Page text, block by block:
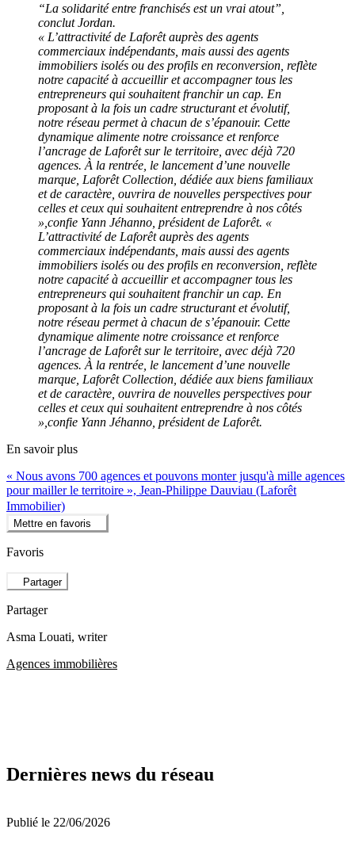
“La solidarité entre franchisés est un vrai atout”,
conclut Jordan.
« L’attractivité de Laforêt auprès des agents
commerciaux indépendants, mais aussi des agents
immobiliers isolés ou des profils en reconversion, reflète
notre capacité à accueillir et accompagner tous les
entrepreneurs qui souhaitent franchir un cap. En
proposant à la fois un cadre structurant et évolutif,
notre réseau permet à chacun de s’épanouir. Cette
dynamique alimente notre croissance et renforce
l’ancrage de Laforêt sur le territoire, avec déjà 720
agences. À la rentrée, le lancement d’une nouvelle
marque, Laforêt Collection, dédiée aux biens familiaux
et de caractère, ouvrira de nouvelles perspectives pour
celles et ceux qui souhaitent entreprendre à nos côtés
»,confie Yann Jéhanno, président de Laforêt. «
L’attractivité de Laforêt auprès des agents
commerciaux indépendants, mais aussi des agents
immobiliers isolés ou des profils en reconversion, reflète
notre capacité à accueillir et accompagner tous les
entrepreneurs qui souhaitent franchir un cap. En
proposant à la fois un cadre structurant et évolutif,
notre réseau permet à chacun de s’épanouir. Cette
dynamique alimente notre croissance et renforce
l’ancrage de Laforêt sur le territoire, avec déjà 720
agences. À la rentrée, le lancement d’une nouvelle
marque, Laforêt Collection, dédiée aux biens familiaux
et de caractère, ouvrira de nouvelles perspectives pour
celles et ceux qui souhaitent entreprendre à nos côtés
»,confie Yann Jéhanno, président de Laforêt.
En savoir plus
« Nous avons 700 agences et pouvons monter jusqu'à mille agences
pour mailler le territoire », Jean-Philippe Dauviau (Laforêt
Immobilier)
Mettre en favoris
Favoris
Partager
Partager
Asma Louati, writer
Agences immobilières
Dernières news du réseau
Publié le 22/06/2026